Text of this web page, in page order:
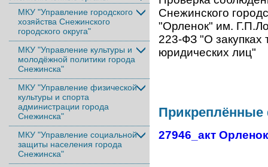
МКУ "Управление городского
хозяйства Снежинского
городского округа"
МКУ "Управление культуры и
молодёжной политики города
Снежинска"
МКУ "Управление физической
культуры и спорта
администрации города
Снежинска"
МКУ "Управление социальной
защиты населения города
Снежинска"
Снежинского
"Орленок" им.
223-ФЗ "О закупках
юридических лиц"
27946_акт